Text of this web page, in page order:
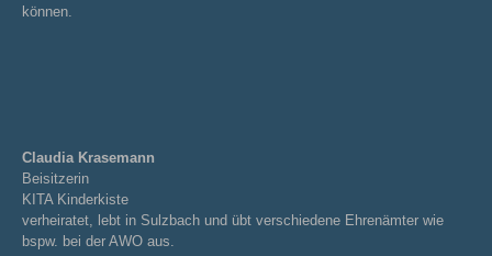
können.
Claudia Krasemann
Beisitzerin
KITA Kinderkiste
verheiratet, lebt in Sulzbach und übt verschiedene Ehrenämter wie
bspw. bei der AWO aus.